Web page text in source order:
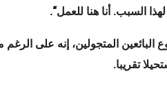
السبب. أنا هنا للعمل“
.
المتجولين، إنه على الرغم
تقريبا.